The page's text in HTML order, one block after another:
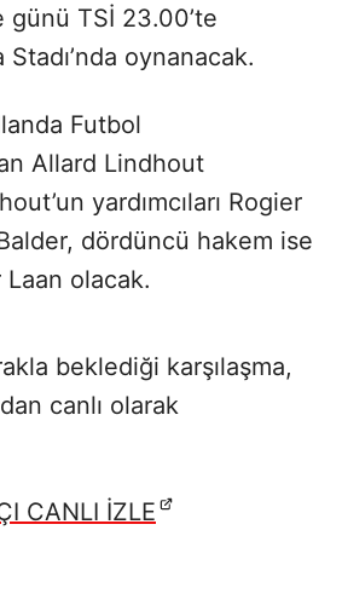
günü TSİ 23.00’te
Stadı’nda oynanacak.
Futbol
Allard Lindhout
yardımcıları Rogier
dördüncü hakem ise
olacak.